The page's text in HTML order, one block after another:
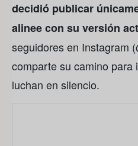
decidió publicar
alinee con su versión
seguidores en Instagram
comparte su camino para
luchan en silencio.